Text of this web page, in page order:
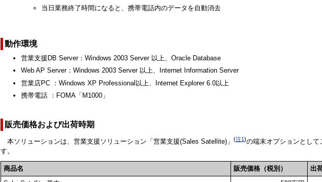
当日業務終了時間になると、携帯電話内のデータを自動消去
動作環境
営業支援DB Server：Windows 2003 Server 以上、Oracle Database
Web AP Server：Windows 2003 Server 以上、Internet Information Server
営業店PC ：Windows XP Professional以上、Internet Explorer 6.0以上
携帯電話 ：FOMA「M1000」
販売価格および出荷時期
本ソリューションは、営業支援ソリューション「営業支援(Sales Satellite)」 (注1)の端末オプションとして
す。
商品名 販売価格（税別）
出